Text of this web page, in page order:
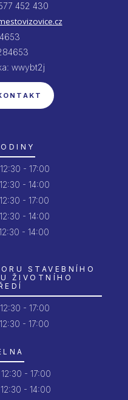
452 430
wwybt2j
12:30 - 17:00
12:30 - 14:00
12:30 - 17:00
12:30 - 14:00
- 14:00
STAVEBNÍHO
ŽIVOTNÍHO
12:30 - 17:00
12:30 - 17:00
12:30 - 17:00
12:30 - 14:00